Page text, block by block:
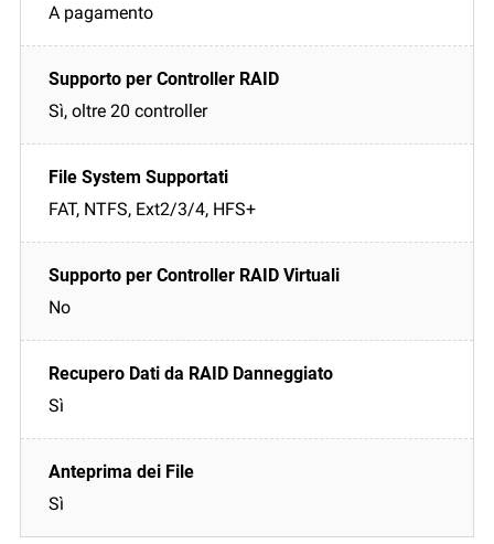
A pagamento
Sì, oltre 20 controller
FAT, NTFS, Ext2/3/4, HFS+
No
Sì
Sì